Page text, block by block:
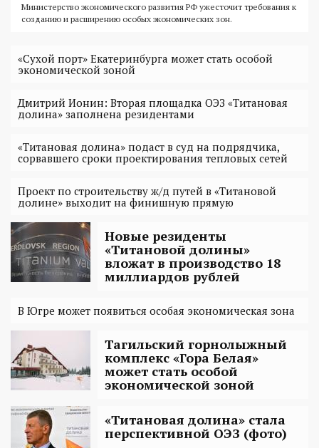
Министерство экономического развития РФ ужесточит требования к
созданию и расширению особых экономических зон.
«Сухой порт» Екатеринбурга может стать особой
экономической зоной
Дмитрий Ионин: Вторая площадка ОЭЗ «Титановая
долина» заполнена резидентами
«Титановая долина» подаст в суд на подрядчика,
сорвавшего сроки проектирования тепловых сетей
Проект по строительству ж/д путей в «Титановой
долине» выходит на финишную прямую
Новые резиденты
«Титановой долины»
вложат в производство 18
миллиардов рублей
В Югре может появиться особая экономическая зона
Тагильский горнолыжный
комплекс «Гора Белая»
может стать особой
экономической зоной
«Титановая долина» стала
перспективной ОЭЗ (фото)